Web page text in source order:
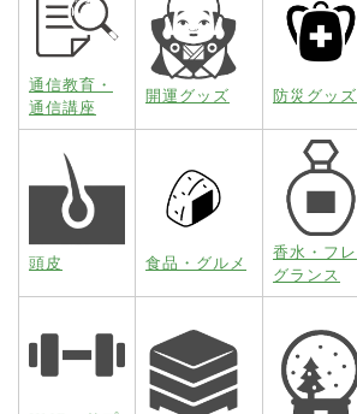
通信教育・
通信講座
開運グッズ 防災グッズ
頭皮 食品・グルメ
香水・フレ
グランス